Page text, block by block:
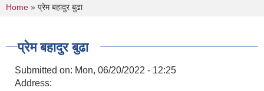
You are here
Home » प्रेम बहादुर बुढा
प्रेम बहादुर बुढा
Submitted on: Mon, 06/20/2022 - 12:25
Address: